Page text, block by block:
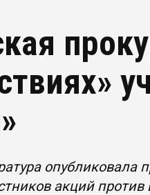
опубликовала
акций